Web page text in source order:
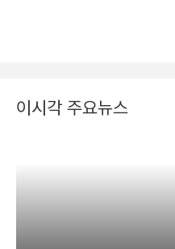
이시각 주요뉴스